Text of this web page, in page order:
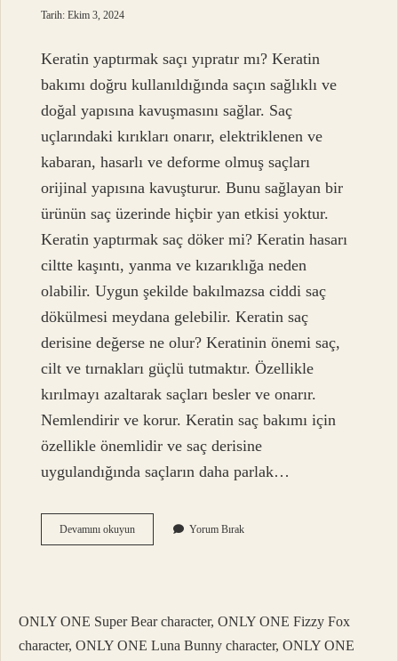
Tarih: Ekim 3, 2024
Keratin yaptırmak saçı yıpratır mı? Keratin
bakımı doğru kullanıldığında saçın sağlıklı ve
doğal yapısına kavuşmasını sağlar. Saç
uçlarındaki kırıkları onarır, elektriklenen ve
kabaran, hasarlı ve deforme olmuş saçları
orijinal yapısına kavuşturur. Bunu sağlayan bir
ürünün saç üzerinde hiçbir yan etkisi yoktur.
Keratin yaptırmak saç döker mi? Keratin hasarı
ciltte kaşıntı, yanma ve kızarıklığa neden
olabilir. Uygun şekilde bakılmazsa ciddi saç
dökülmesi meydana gelebilir. Keratin saç
derisine değerse ne olur? Keratinin önemi saç,
cilt ve tırnakları güçlü tutmaktır. Özellikle
kırılmayı azaltarak saçları besler ve onarır.
Nemlendirir ve korur. Keratin saç bakımı için
özellikle önemlidir ve saç derisine
uygulandığında saçların daha parlak…
Devamını okuyunKeratin
Saça
Yorum Bırak
ONLY ONE Super Bear character, ONLY ONE Fizzy Fox
character, ONLY ONE Luna Bunny character, ONLY ONE